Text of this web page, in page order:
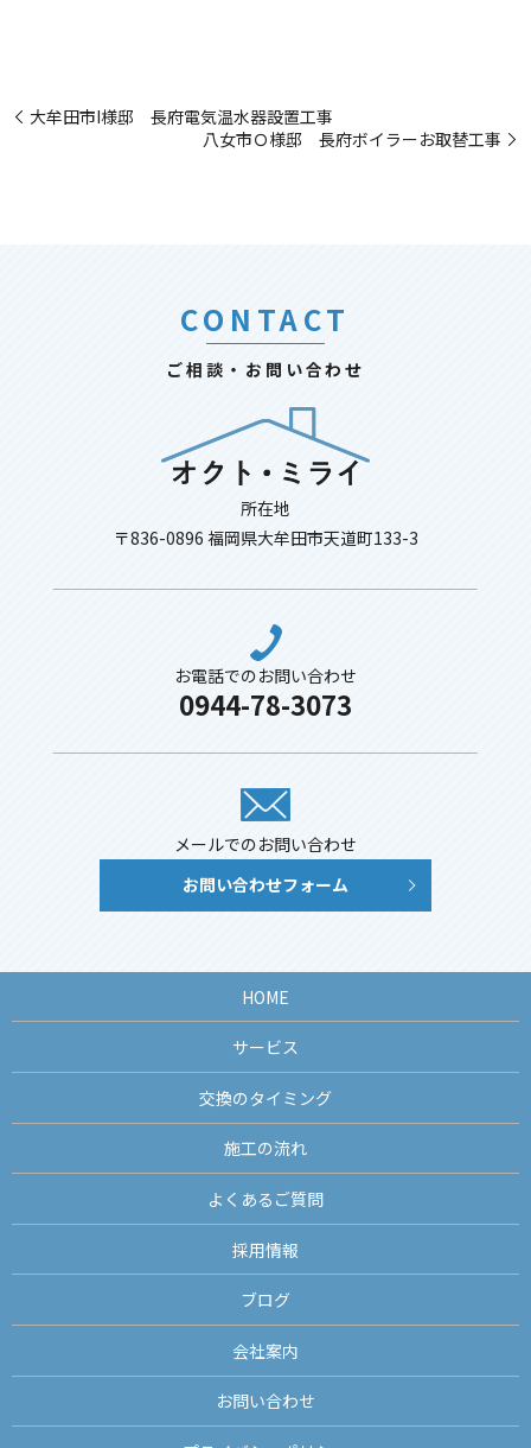
大牟田市I様邸 長府電気温水器設置工事
八女市Ｏ様邸 長府ボイラーお取替工事
CONTACT
ご相談・お問い合わせ
所在地
〒836-0896 福岡県大牟田市天道町133-3
お電話でのお問い合わせ
0944-78-3073
メールでのお問い合わせ
お問い合わせフォーム
HOME
サービス
交換のタイミング
施工の流れ
よくあるご質問
採用情報
ブログ
会社案内
お問い合わせ